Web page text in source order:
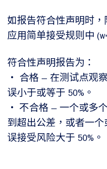
如报告符合性声明时
应用简单接受规则中
符合性声明报告为：
‧ 合格 — 在测试点观
误小于或等于 50%。
‧ 不合格 — 一个或多
到超出公差，或者一
误接受风险大于 50%。